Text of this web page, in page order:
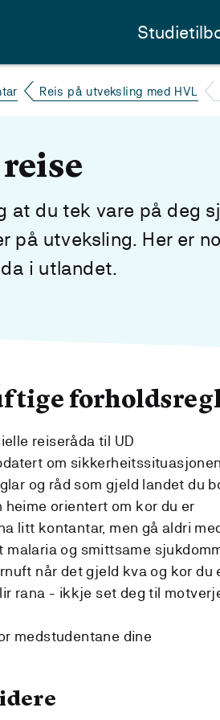
Reis på utveksling med HVL
at du tek vare på deg
på utveksling. Her er
i utlandet.
reiseråda til UD
om
og råd som gjeld landet du
heime orientert om kor du er
litt kontantar, men gå aldri
malaria og smittsame
når det gjeld kva og kor
rana - ikkje set deg til
medstudentane dine